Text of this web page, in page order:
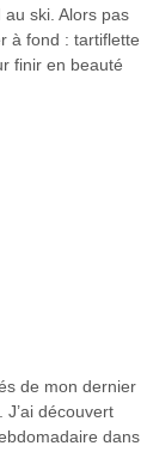
au ski. Alors pas
à fond : tartiflette
finir en beauté
de mon dernier
découvert
dans